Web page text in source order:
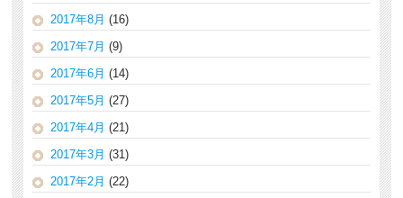
2017年8月 (16)
2017年7月 (9)
2017年6月 (14)
2017年5月 (27)
2017年4月 (21)
2017年3月 (31)
2017年2月 (22)